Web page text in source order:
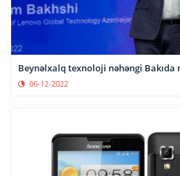
Beynəlxalq texnoloji nəhəngi Bakıda
06-12-2022